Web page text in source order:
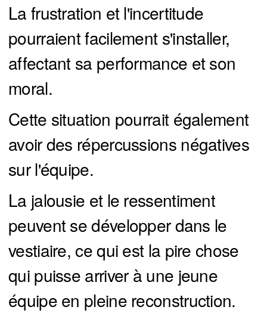
La frustration et l'incertitude
pourraient facilement s'installer,
affectant sa performance et son
moral.
Cette situation pourrait également
avoir des répercussions négatives
sur l'équipe.
La jalousie et le ressentiment
peuvent se développer dans le
vestiaire, ce qui est la pire chose
qui puisse arriver à une jeune
équipe en pleine reconstruction.